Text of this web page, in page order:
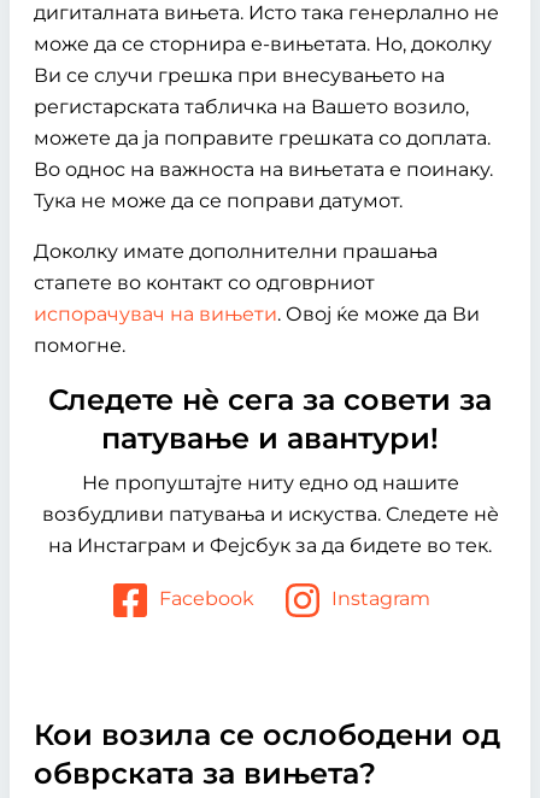
дигиталната вињета. Исто така генерлално не
може да се сторнира е-вињетата. Но, доколку
Ви се случи грешка при внесувањето на
регистарската табличка на Вашето возило,
можете да ја поправите грешката со доплата.
Во однос на важноста на вињетата е поинаку.
Тука не може да се поправи датумот.
Доколку имате дополнителни прашања
стапете во контакт со одговрниот
испорачувач на вињети. Овој ќе може да Ви
помогне.
Следете нѐ сега за совети за
патување и авантури!
Не пропуштајте ниту едно од нашите
возбудливи патувања и искуства. Следете нѐ
на Инстаграм и Фејсбук за да бидете во тек.
Facebook Instagram
Кои возила се ослободени од
обврската за вињета?